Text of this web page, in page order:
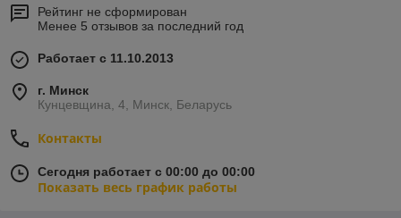
Рейтинг не сформирован
Менее 5 отзывов за последний год
Работает с 11.10.2013
г. Минск
Кунцевщина, 4, Минск, Беларусь
Контакты
Сегодня работает с 00:00 до 00:00
Показать весь график работы